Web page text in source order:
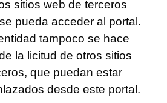
sitios web de terceros
pueda acceder al portal.
tampoco se hace
la licitud de otros sitios
que puedan estar
desde este portal.